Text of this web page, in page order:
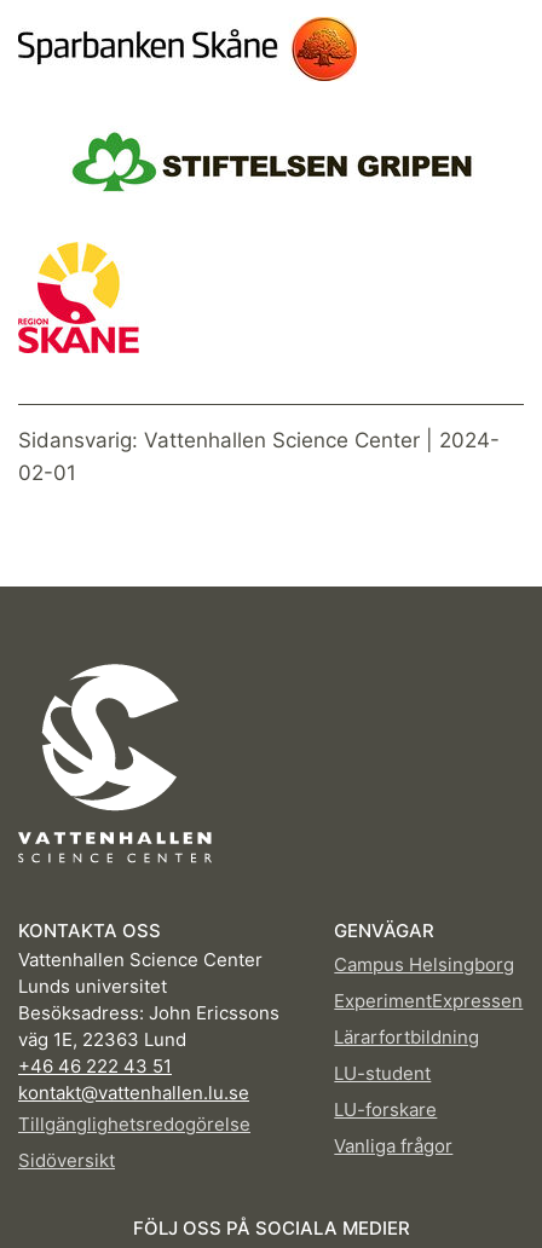
Sidansvarig: Vattenhallen Science Center | 2024-
02-01
KONTAKTA OSS
Vattenhallen Science Center
Lunds universitet
Besöksadress: John Ericssons
väg 1E, 22363 Lund
+46 46 222 43 51
kontakt@vattenhallen.lu.se
Tillgänglighetsredogörelse
Sidöversikt
GENVÄGAR
Campus Helsingborg
ExperimentExpressen
Lärarfortbildning
LU-student
LU-forskare
Vanliga frågor
FÖLJ OSS PÅ SOCIALA MEDIER